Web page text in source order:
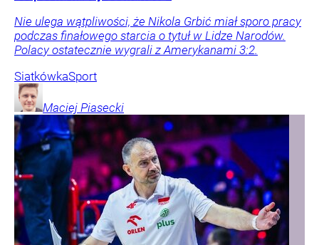
Nie ulega wątpliwości, że Nikola Grbić miał sporo pracy
podczas finałowego starcia o tytuł w Lidze Narodów.
Polacy ostatecznie wygrali z Amerykanami 3:2.
SiatkówkaSport
Maciej Piasecki